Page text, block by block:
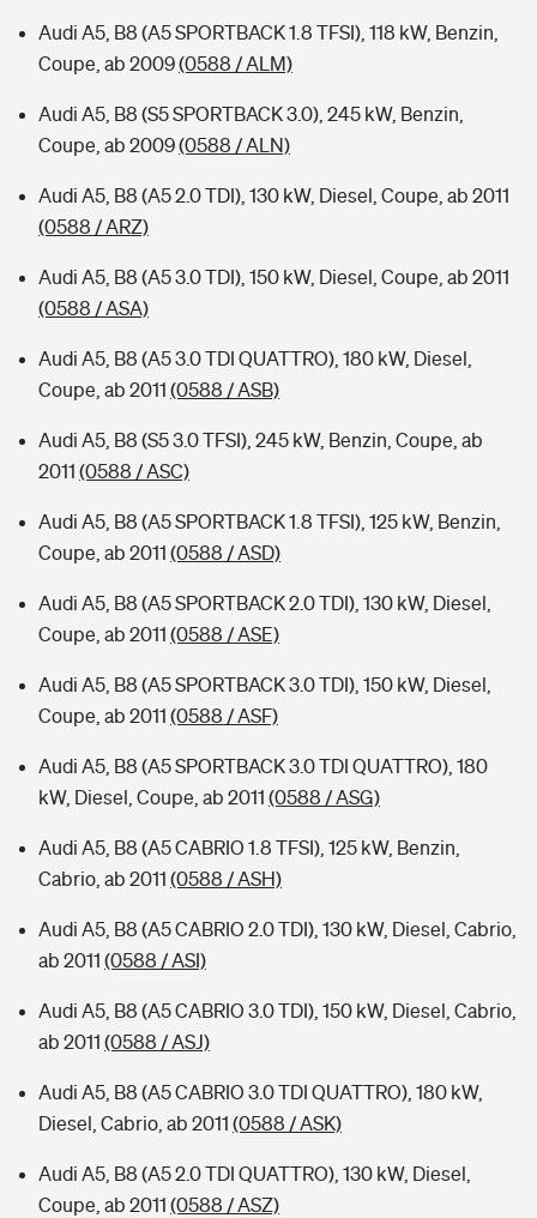
Audi A5, B8 (A5 SPORTBACK 1.8 TFSI), 118 kW, Benzin,
Coupe, ab 2009(0588 / ALM)
Audi A5, B8 (S5 SPORTBACK 3.0), 245 kW, Benzin,
Coupe, ab 2009(0588 / ALN)
Audi A5, B8 (A5 2.0 TDI), 130 kW, Diesel, Coupe, ab 2011
(0588 / ARZ)
Audi A5, B8 (A5 3.0 TDI), 150 kW, Diesel, Coupe, ab 2011
(0588 / ASA)
Audi A5, B8 (A5 3.0 TDI QUATTRO), 180 kW, Diesel,
Coupe, ab 2011 (0588 / ASB)
Audi A5, B8 (S5 3.0 TFSI), 245 kW, Benzin, Coupe, ab
2011 (0588 / ASC)
Audi A5, B8 (A5 SPORTBACK 1.8 TFSI), 125 kW, Benzin,
Coupe, ab 2011 (0588 / ASD)
Audi A5, B8 (A5 SPORTBACK 2.0 TDI), 130 kW, Diesel,
Coupe, ab 2011 (0588 / ASE)
Audi A5, B8 (A5 SPORTBACK 3.0 TDI), 150 kW, Diesel,
Coupe, ab 2011 (0588 / ASF)
Audi A5, B8 (A5 SPORTBACK 3.0 TDI QUATTRO), 180
kW, Diesel, Coupe, ab 2011 (0588 / ASG)
Audi A5, B8 (A5 CABRIO 1.8 TFSI), 125 kW, Benzin,
Cabrio, ab 2011 (0588 / ASH)
Audi A5, B8 (A5 CABRIO 2.0 TDI), 130 kW, Diesel, Cabrio,
ab 2011 (0588 / ASI)
Audi A5, B8 (A5 CABRIO 3.0 TDI), 150 kW, Diesel, Cabrio,
ab 2011 (0588 / ASJ)
Audi A5, B8 (A5 CABRIO 3.0 TDI QUATTRO), 180 kW,
Diesel, Cabrio, ab 2011 (0588 / ASK)
Audi A5, B8 (A5 2.0 TDI QUATTRO), 130 kW, Diesel,
Coupe, ab 2011 (0588 / ASZ)